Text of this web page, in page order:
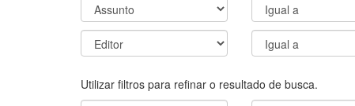
Utilizar filtros para refinar o resultado de busca.